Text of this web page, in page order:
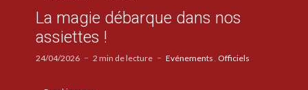
La magie débarque dans nos
assiettes !
24/04/2026 2 min de lecture Evénements Officiels